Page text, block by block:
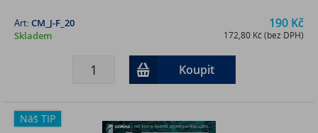
190 Kč
172,80 Kč (bez DPH)
Art:CM_J-F_20
Skladem
Koupit
Náš TIP